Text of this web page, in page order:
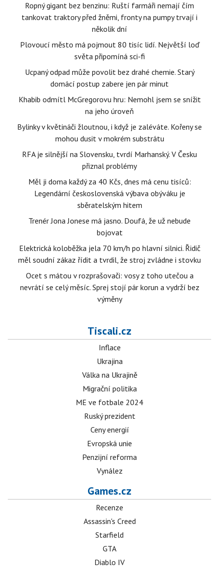
Ropný gigant bez benzinu: Ruští farmáři nemají čím
tankovat traktory před žněmi, fronty na pumpy trvají i
několik dní
Plovoucí město má pojmout 80 tisíc lidí. Největší loď
světa připomíná sci-fi
Ucpaný odpad může povolit bez drahé chemie. Starý
domácí postup zabere jen pár minut
Khabib odmítl McGregorovu hru: Nemohl jsem se snížit
na jeho úroveň
Bylinky v květináči žloutnou, i když je zaléváte. Kořeny se
mohou dusit v mokrém substrátu
RFA je silnější na Slovensku, tvrdí Marhanský. V Česku
přiznal problémy
Měl ji doma každý za 40 Kčs, dnes má cenu tisíců:
Legendární československá výbava obýváku je
sběratelským hitem
Trenér Jona Jonese má jasno. Doufá, že už nebude
bojovat
Elektrická koloběžka jela 70 km/h po hlavní silnici. Řidič
měl soudní zákaz řídit a tvrdil, že stroj zvládne i stovku
Ocet s mátou v rozprašovači: vosy z toho utečou a
nevrátí se celý měsíc. Sprej stojí pár korun a vydrží bez
výměny
Tiscali.cz
Inflace
Ukrajina
Válka na Ukrajině
Migrační politika
ME ve fotbale 2024
Ruský prezident
Ceny energií
Evropská unie
Penzijní reforma
Vynález
Games.cz
Recenze
Assassin's Creed
Starfield
GTA
Diablo IV